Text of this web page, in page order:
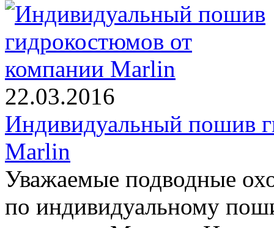
22.03.2016
Индивидуальный пошив
Marlin
Уважаемые подводные
по индивидуальному